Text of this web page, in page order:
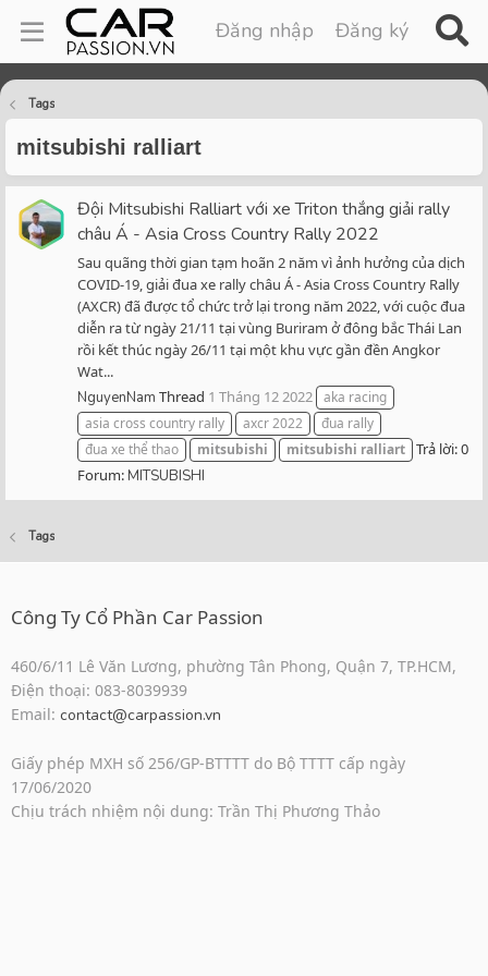
Đăng nhập Đăng ký
Tags
mitsubishi ralliart
Đội Mitsubishi Ralliart với xe Triton thắng giải rally
châu Á - Asia Cross Country Rally 2022
Sau quãng thời gian tạm hoãn 2 năm vì ảnh hưởng của dịch
COVID-19, giải đua xe rally châu Á - Asia Cross Country Rally
(AXCR) đã được tổ chức trở lại trong năm 2022, với cuộc đua
diễn ra từ ngày 21/11 tại vùng Buriram ở đông bắc Thái Lan
rồi kết thúc ngày 26/11 tại một khu vực gần đền Angkor
Wat...
NguyenNam Thread 1 Tháng 12 2022 aka racing
asia cross country rally
axcr 2022
đua rally
đua xe thể thao
mitsubishi mitsubishi ralliart Trả lời: 0
Forum:MITSUBISHI
Tags
Công Ty Cổ Phần Car Passion
460/6/11 Lê Văn Lương, phường Tân Phong, Quận 7, TP.HCM,
Điện thoại: 083-8039939
Email: contact@carpassion.vn
Giấy phép MXH số 256/GP-BTTTT do Bộ TTTT cấp ngày
17/06/2020
Chịu trách nhiệm nội dung: Trần Thị Phương Thảo